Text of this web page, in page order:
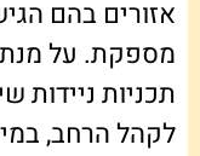
אזורים בהם
מספקת. על
תכניות ניידות
לקהל הרחב,